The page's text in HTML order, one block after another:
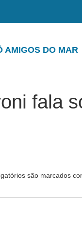
AMIGOS DO MAR
fala
são marcados